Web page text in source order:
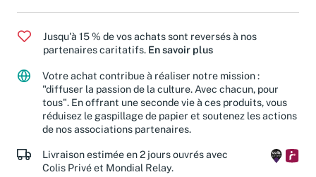
Jusqu'à 15 % de vos achats sont reversés à nos
partenaires caritatifs. En savoir plus
Votre achat contribue à réaliser notre mission :
"diffuser la passion de la culture. Avec chacun, pour
tous". En offrant une seconde vie à ces produits, vous
réduisez le gaspillage de papier et soutenez les actions
de nos associations partenaires.
Livraison estimée en 2 jours ouvrés avec
Colis Privé et Mondial Relay.